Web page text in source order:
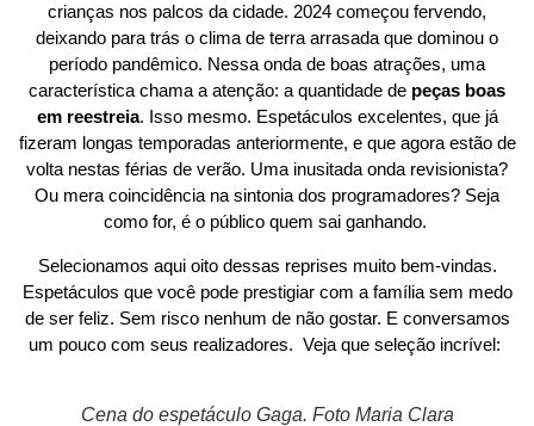
crianças nos palcos da cidade. 2024 começou fervendo,
deixando para trás o clima de terra arrasada que dominou o
período pandêmico. Nessa onda de boas atrações, uma
característica chama a atenção: a quantidade de peças boas
em reestreia. Isso mesmo. Espetáculos excelentes, que já
fizeram longas temporadas anteriormente, e que agora estão de
volta nestas férias de verão. Uma inusitada onda revisionista?
Ou mera coincidência na sintonia dos programadores? Seja
como for, é o público quem sai ganhando.
Selecionamos aqui oito dessas reprises muito bem-vindas.
Espetáculos que você pode prestigiar com a família sem medo
de ser feliz. Sem risco nenhum de não gostar. E conversamos
um pouco com seus realizadores. Veja que seleção incrível:
Cena do espetáculo Gaga. Foto Maria Clara